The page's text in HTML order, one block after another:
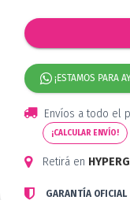
¡ESTAMOS PARA
Envíos a todo el
¡CALCULAR ENVÍO!
Retirá en
GARANTÍA OFICIAL